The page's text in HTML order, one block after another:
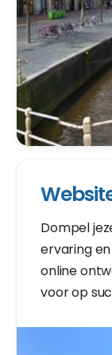
Dompel
ervaring
online
voor op